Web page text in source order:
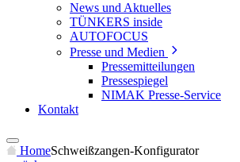
News und Aktuelles
TÜNKERS inside
AUTOFOCUS
Presse und Medien
Pressemitteilungen
Pressespiegel
NIMAK Presse-Service
Kontakt
HomeSchweißzangen-Konfigurator